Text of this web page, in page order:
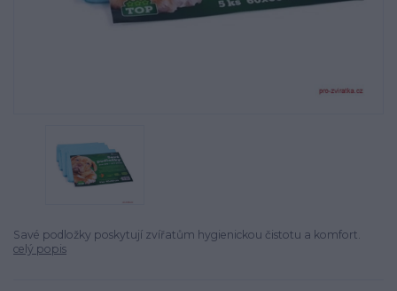
Savé podložky poskytují zvířatům hygienickou čistotu a komfort.
celý popis